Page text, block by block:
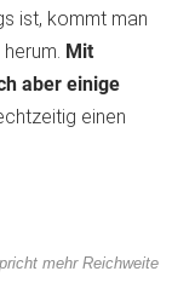
ist, kommt man
Mit
aber einige
einen
mehr Reichweite